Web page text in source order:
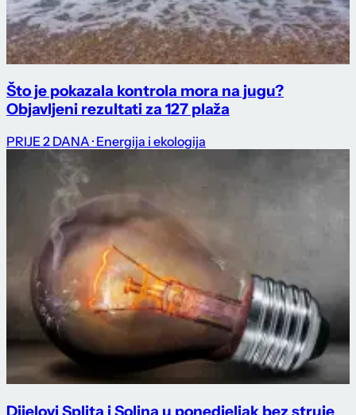
Što je pokazala kontrola mora na jugu?
Objavljeni rezultati za 127 plaža
PRIJE 2 DANA · Energija i ekologija